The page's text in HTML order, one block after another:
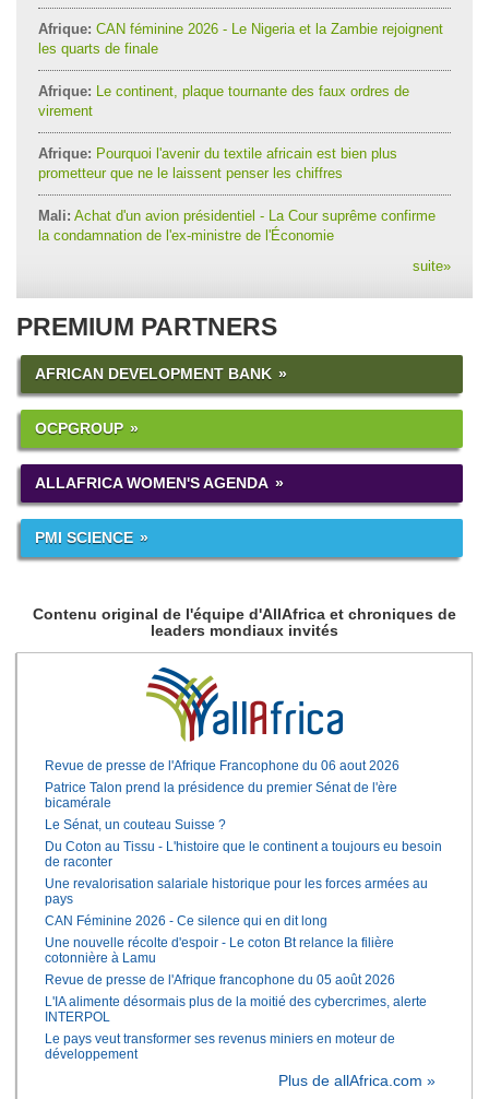
Afrique: CAN féminine 2026 - Le Nigeria et la Zambie rejoignent
les quarts de finale
Afrique: Le continent, plaque tournante des faux ordres de
virement
Afrique: Pourquoi l'avenir du textile africain est bien plus
prometteur que ne le laissent penser les chiffres
Mali: Achat d'un avion présidentiel - La Cour suprême confirme
la condamnation de l'ex-ministre de l'Économie
suite»
PREMIUM PARTNERS
AFRICAN DEVELOPMENT BANK
OCPGROUP
ALLAFRICA WOMEN'S AGENDA
PMI SCIENCE
Contenu original de l'équipe d'AllAfrica et chroniques de
leaders mondiaux invités
Revue de presse de l'Afrique Francophone du 06 aout 2026
Patrice Talon prend la présidence du premier Sénat de l'ère
bicamérale
Le Sénat, un couteau Suisse ?
Du Coton au Tissu - L'histoire que le continent a toujours eu besoin
de raconter
Une revalorisation salariale historique pour les forces armées au
pays
CAN Féminine 2026 - Ce silence qui en dit long
Une nouvelle récolte d'espoir - Le coton Bt relance la filière
cotonnière à Lamu
Revue de presse de l'Afrique francophone du 05 août 2026
L'IA alimente désormais plus de la moitié des cybercrimes, alerte
INTERPOL
Le pays veut transformer ses revenus miniers en moteur de
développement
Plus de allAfrica.com »